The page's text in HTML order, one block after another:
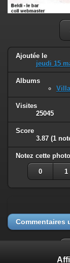
Ajoutée le
jeudi 15
Albums
Visites
25045
Score
3.87 (1
Notez cette photo
0 1
Commentaires